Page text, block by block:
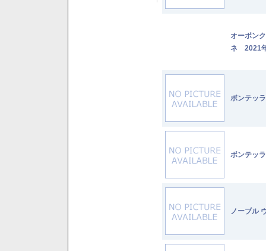
オーボン
ネ 2021
ボンテッ
ボンテッ
ノーブル